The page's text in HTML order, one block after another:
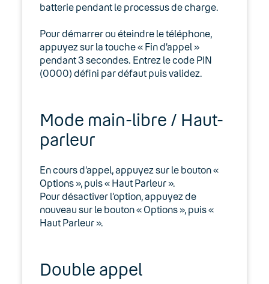
batterie pendant le processus de charge.
Pour démarrer ou éteindre le téléphone,
appuyez sur la touche « Fin d’appel »
pendant 3 secondes. Entrez le code PIN
(0000) défini par défaut puis validez.
Mode main-libre / Haut-
parleur
En cours d’appel, appuyez sur le bouton «
Options », puis « Haut Parleur ».
Pour désactiver l’option, appuyez de
nouveau sur le bouton « Options », puis «
Haut Parleur ».
Double appel